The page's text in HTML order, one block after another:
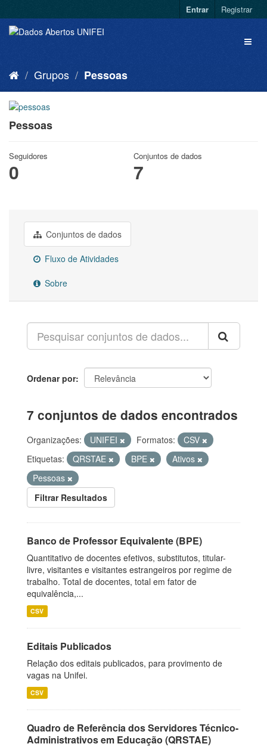
Entrar Registrar
Grupos Pessoas
Pessoas
Seguidores
0
Conjuntos de dados
7
Conjuntos de dados
Fluxo de Atividades
Sobre
Ordenar por
7 conjuntos de dados encontrados
Organizações: UNIFEI Formatos:
CSV
Etiquetas:
QRSTAE BPE
Ativos
Pessoas
Filtrar Resultados
Banco de Professor Equivalente (BPE)
Quantitativo de docentes efetivos, substitutos, titular-
livre, visitantes e visitantes estrangeiros por regime de
trabalho. Total de docentes, total em fator de
equivalência,...
CSV
Editais Publicados
Relação dos editais publicados, para provimento de
vagas na Unifei.
CSV
Quadro de Referência dos Servidores Técnico-
Administrativos em Educação (QRSTAE)